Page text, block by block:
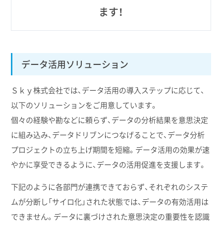
ます！
データ活用ソリューション
Ｓｋｙ株式会社では、データ活用の導入ステップに応じて、
以下のソリューションをご用意しています。
個々の経験や勘などに頼らず、データの分析結果を意思決定
に組み込み、データドリブンにつなげることで、データ分析
プロジェクトの立ち上げ期間を短縮。データ活用の効果が速
やかに享受できるように、データの活用促進を支援します。
下記のように各部門が連携できておらず、それぞれのシステ
ムが分断し「サイロ化」された状態では、データの有効活用は
できません。データに裏づけされた意思決定の重要性を認識